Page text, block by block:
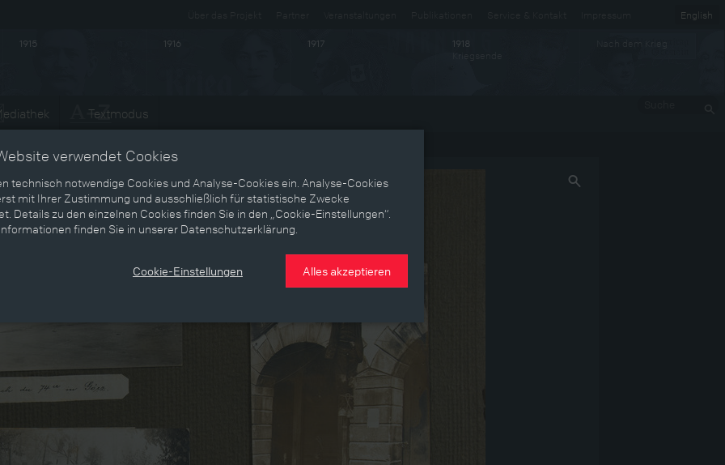
English
1915 1916 1917 1918
Textmodus
verwendet Cookies
technisch notwendige Cookies und Analyse-Cookies ein. Analyse-Cookies
mit Ihrer Zustimmung und ausschließlich für statistische Zwecke
Details zu den einzelnen Cookies finden Sie in den „Cookie-Einstellungen“.
finden Sie in unserer Datenschutzerklärung.
Cookie-Einstellungen Alles akzeptieren